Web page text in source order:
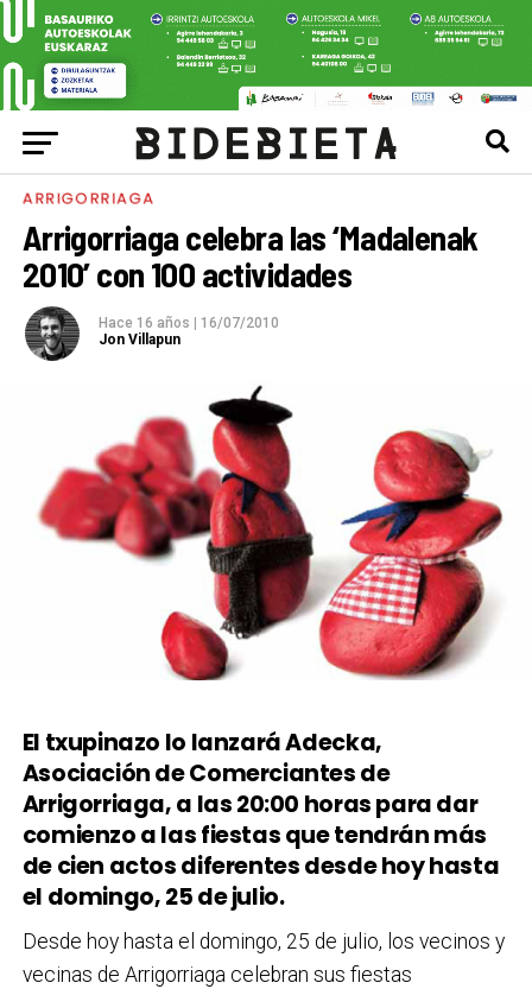
ARRIGORRIAGA
Arrigorriaga celebra las ‘Madalenak
2010’ con 100 actividades
Hace 16 años
16/07/2010
Jon Villapun
El txupinazo lo lanzará Adecka,
Asociación de Comerciantes de
Arrigorriaga, a las 20:00 horas para dar
comienzo a las fiestas que tendrán más
de cien actos diferentes desde hoy hasta
el domingo, 25 de julio.
Desde hoy hasta el domingo, 25 de julio, los vecinos y
vecinas de Arrigorriaga celebran sus fiestas